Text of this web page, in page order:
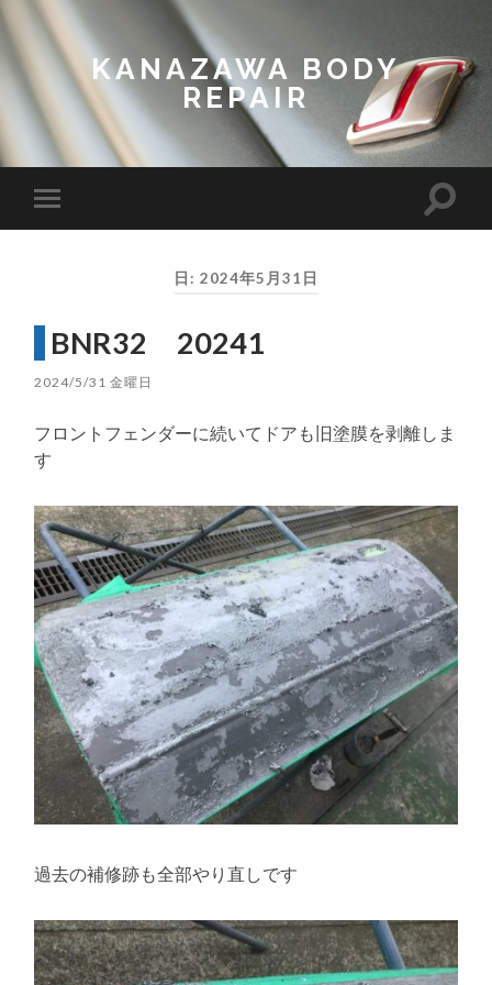
KANAZAWA BODY
REPAIR
mobile
Toggle
日: 2024年5月31日
BNR32 20241
2024/5/31 金曜日
フロントフェンダーに続いてドアも旧塗膜を剥離しま
す
過去の補修跡も全部やり直しです